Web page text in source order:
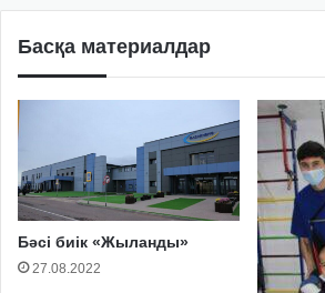
Басқа материалдар
Бәсі биік «Жыланды»
27.08.2022